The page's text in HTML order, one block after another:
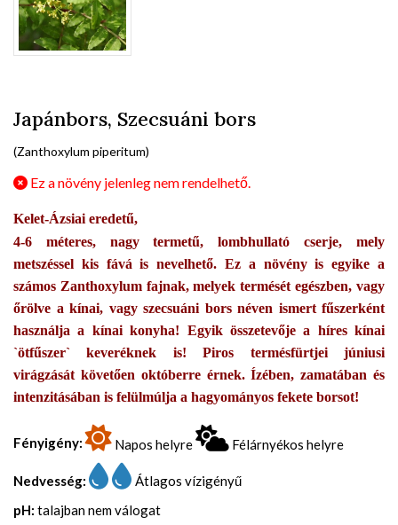
Japánbors, Szecsuáni bors
(Zanthoxylum piperitum)
Ez a növény jelenleg nem rendelhető.
Kelet-Ázsiai eredetű,
4-6 méteres, nagy termetű, lombhullató cserje, mely
metszéssel kis fává is nevelhető. Ez a növény is egyike a
számos Zanthoxylum fajnak, melyek termését egészben, vagy
őrölve a kínai, vagy szecsuáni bors néven ismert fűszerként
használja a kínai konyha! Egyik összetevője a híres kínai
`ötfűszer` keveréknek is! Piros termésfürtjei júniusi
virágzását követően októberre érnek. Ízében, zamatában és
intenzitásában is felülmúlja a hagyományos fekete borsot!
Fényigény: Napos helyre Félárnyékos helyre
Nedvesség:
Átlagos vízigényű
pH: talajban nem válogat